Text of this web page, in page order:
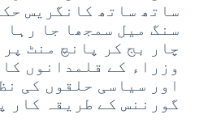
ساتھ ساتھ کانگریس
سنگ میل سمجھا جا رہا
چار بج کر پانچ منٹ
وزراء کے قلمدانوں
اور سیاسی حلقوں کی
گورننس کے طریقہ کار